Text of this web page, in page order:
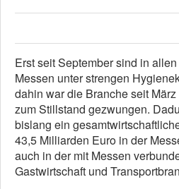
Erst seit September sind in
Messen unter strengen
dahin war die Branche seit
zum Stillstand gezwungen.
bislang ein
43,5 Milliarden Euro in der
auch in der mit Messen
Gastwirtschaft und